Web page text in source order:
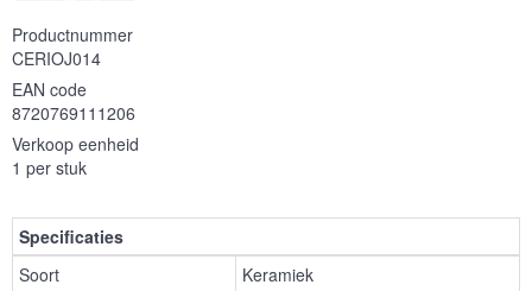
Productnummer
CERIOJ014
EAN code
8720769111206
Verkoop eenheid
1 per stuk
Specificaties
Soort
Keramiek